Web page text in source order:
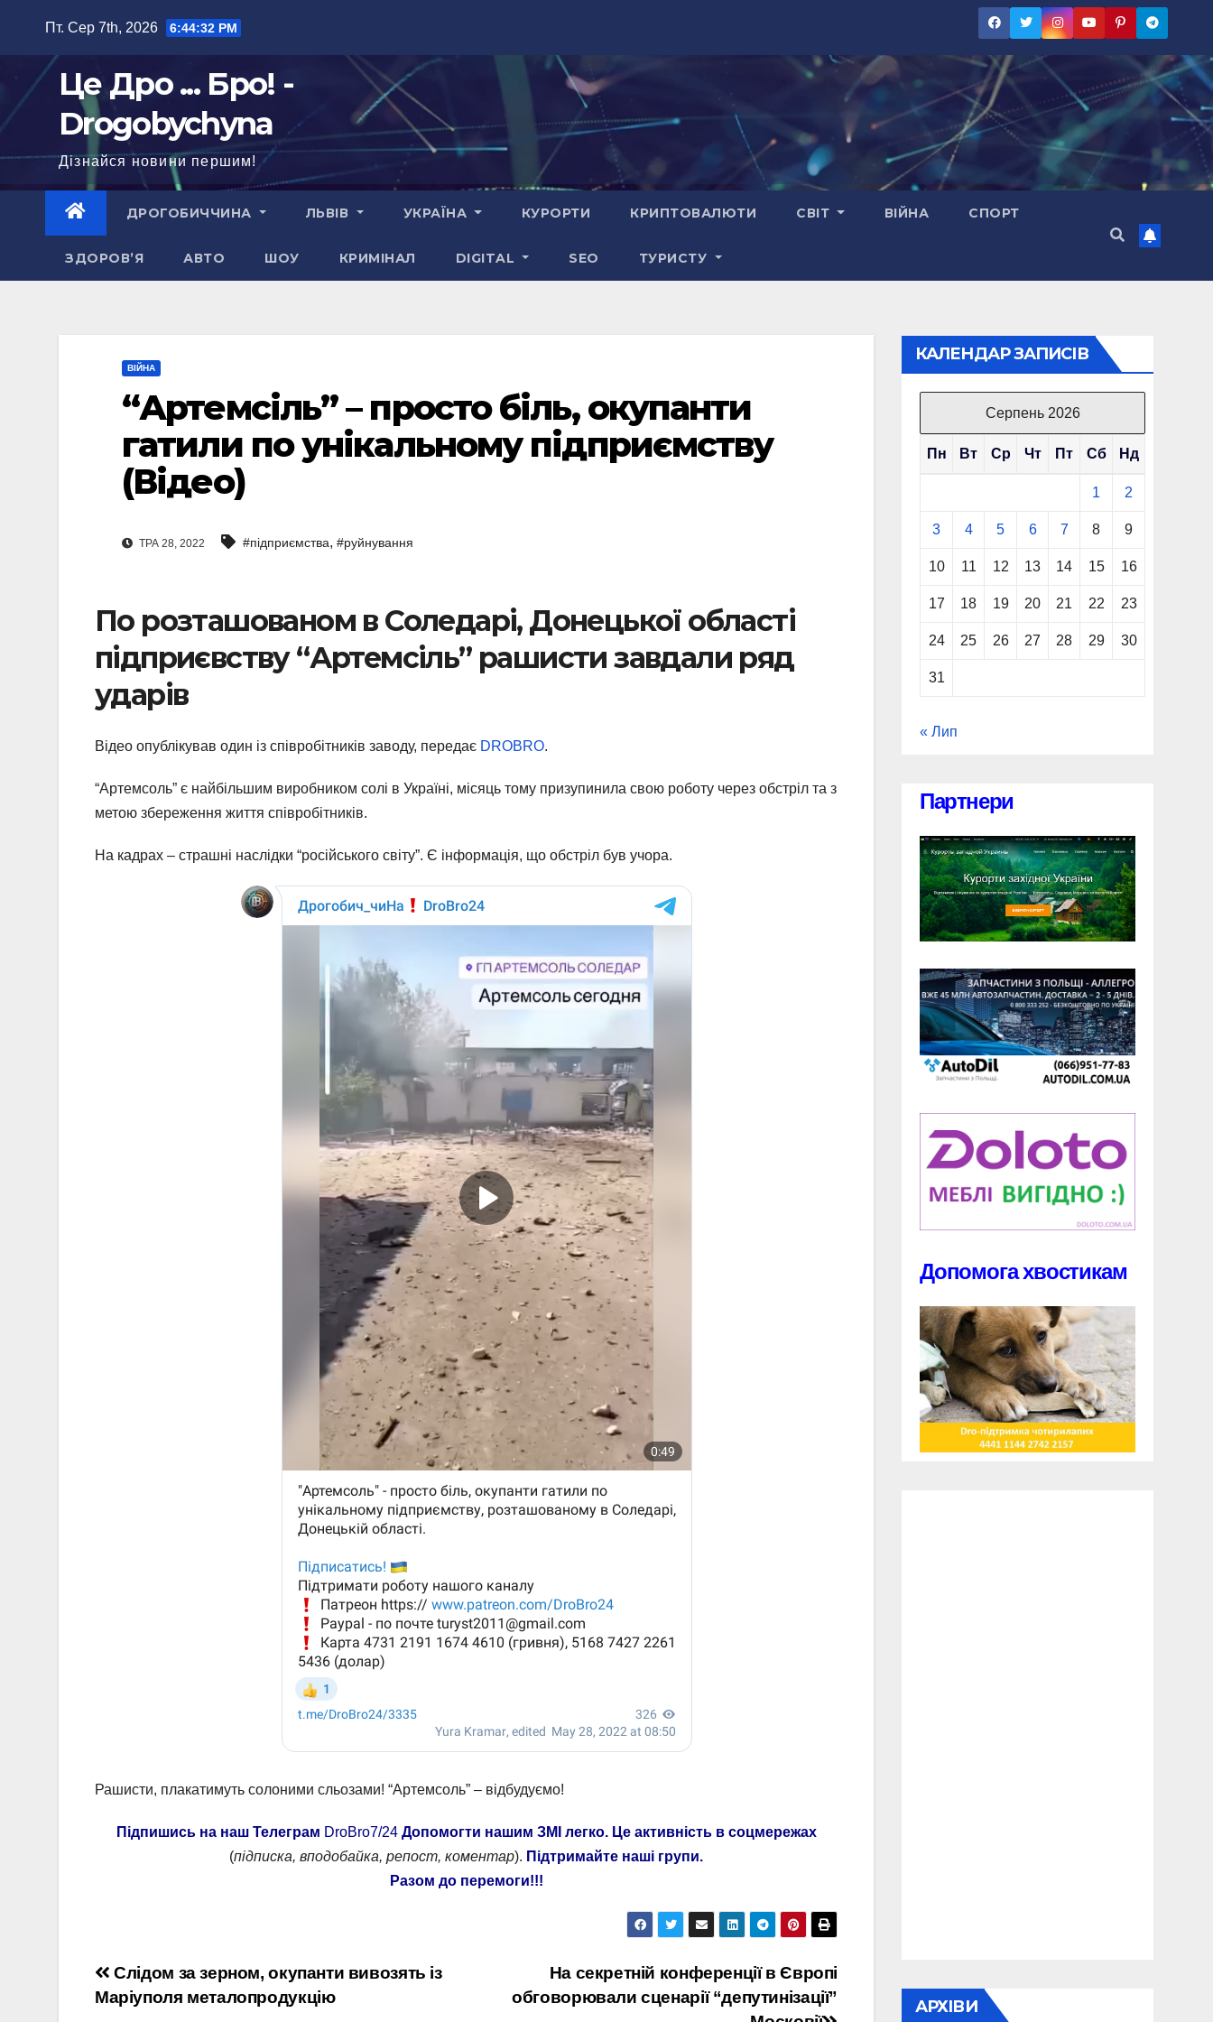
Пт. Сер 7th, 2026 6:44:33 PM
Це Дро ... Бро! -
Drogobychyna
Дізнайся новини першим!
ДРОГОБИЧЧИНА ЛЬВІВ УКРАЇНА КУРОРТИ КРИПТОВАЛЮТИ СВІТ ВІЙНА СПОРТ
ЗДОРОВ’Я АВТО ШОУ КРИМІНАЛ DIGITAL SEO ТУРИСТУ
ВІЙНА
“Артемсіль” – просто біль, окупанти
гатили по унікальному підприємству
(Відео)
ТРА 28, 2022 #підприємства, #руйнування
По розташованом в Соледарі, Донецької області
підприєвству “Артемсіль” рашисти завдали ряд
ударів
Відео опублікував один із співробітників заводу, передає DROBRO.
“Артемсоль” є найбільшим виробником солі в Україні, місяць тому призупинила свою роботу через обстріл та з
метою збереження життя співробітників.
На кадрах – страшні наслідки “російського світу”. Є інформація, що обстріл був учора.
Рашисти, плакатимуть солоними сльозами! “Артемсоль” – відбудуємо!
Підпишись на наш Телеграм DroBro7/24 Допомогти нашим ЗМІ легко. Це активність в соцмережах
(підписка, вподобайка, репост, коментар). Підтримайте наші групи.
Разом до перемоги!!!
Навігація
На секретній конференції в Європі
обговорювали сценарії “депутинізації”
Слідом за зерном, окупанти вивозять із
Маріуполя металопродукцію
КАЛЕНДАР ЗАПИСІВ
Серпень 2026
Пн Вт Ср Чт Пт Сб Нд
1 2
3 4 5 6 7 8 9
10 11 12 13 14 15 16
17 18 19 20 21 22 23
24 25 26 27 28 29 30
31
« Лип
Партнери
Допомога хвостикам
АРХІВИ